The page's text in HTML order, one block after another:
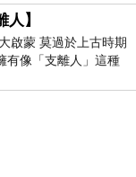
】
啟蒙 莫過於上古時期
有像「支離人」這種